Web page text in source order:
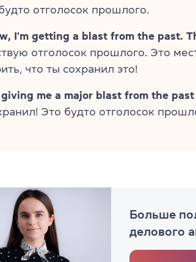
отголосок прошлого.
I'm getting a blast from the past.
отголосок прошлого. Это
что ты сохранил это!
me a major blast from the past
Это будто отголосок
Больше
делового